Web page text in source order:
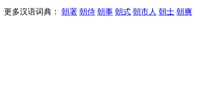
更多汉语词典： 朝署 朝侍 朝事 朝式 朝市人 朝士 朝爽